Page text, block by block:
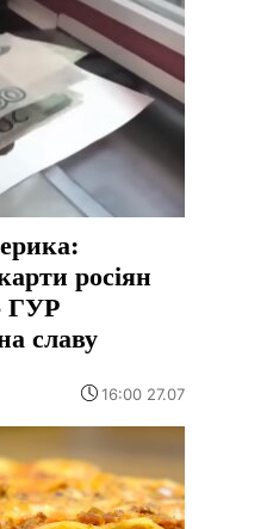
росіян
ГУР
славу
16:00 27.07